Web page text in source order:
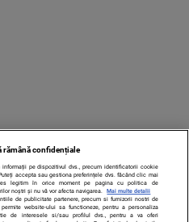
rămână confidențiale
pe dispozitivul dvs., precum identificatorii cookie
accepta sau gestiona preferințele dvs. făcând clic mai
legitim în orice moment pe pagina cu politica de
noștri și nu vă vor afecta navigarea.
Mai multe detalii
de publicitate partenere, precum si furnizorii nostri de
website-ului sa functioneze, pentru a personaliza
de interesele si/sau profilul dvs., pentru a va oferi